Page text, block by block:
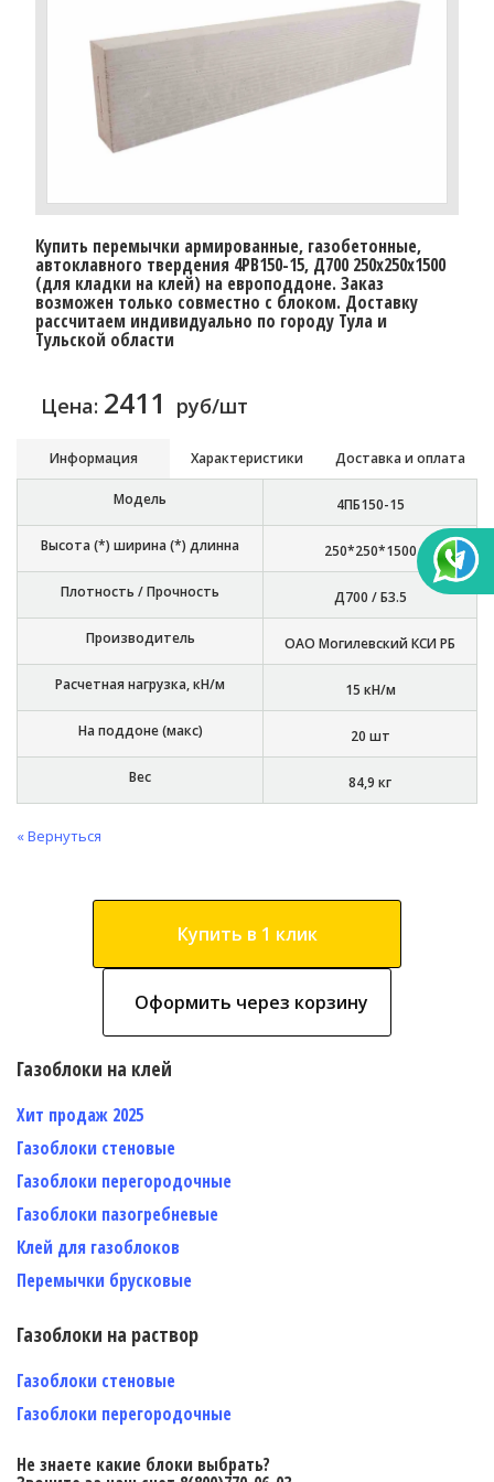
Купить перемычки армированные, газобетонные,
автоклавного твердения 4PB150-15, Д700 250х250х1500
(для кладки на клей) на европоддоне. Заказ
возможен только совместно с блоком. Доставку
расcчитаем индивидуально по городу Тула и
Тульской области
Цена: 2411 руб/шт
Информация Характеристики Доставка и оплата
Модель 4ПБ150-15
Высота (*) ширина (*) длинна 250*250*1500
Плотность / Прочность Д700 / Б3.5
Производитель ОАО Могилевский КСИ РБ
Расчетная нагрузка, кН/м 15 кН/м
На поддоне (макс) 20 шт
Вес 84,9 кг
« Вернуться
Купить в 1 клик
Оформить через корзину
Газоблоки на клей
Хит продаж 2025
Газоблоки стеновые
Газоблоки перегородочные
Газоблоки пазогребневые
Клей для газоблоков
Перемычки брусковые
Газоблоки на раствор
Газоблоки стеновые
Газоблоки перегородочные
Не знаете какие блоки выбрать?